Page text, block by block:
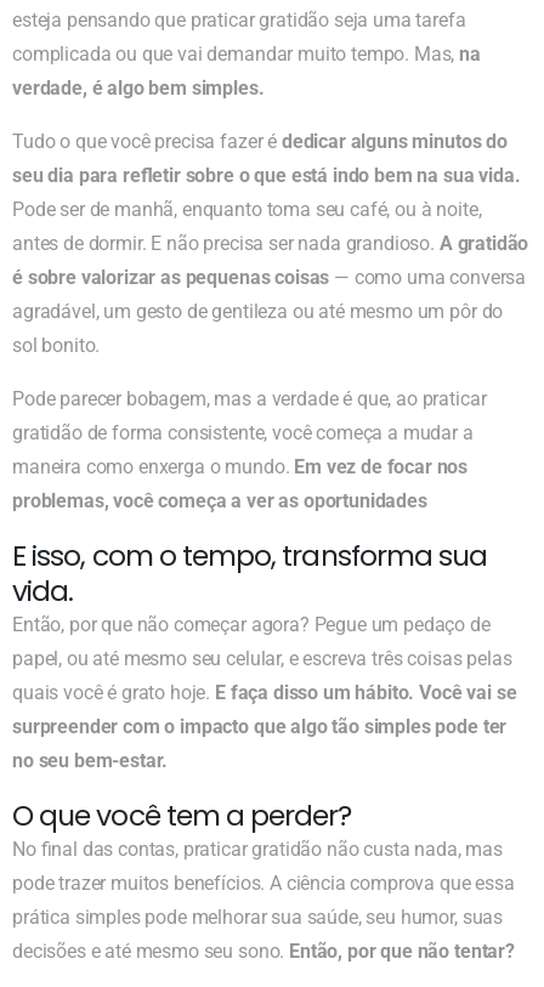
esteja pensando que praticar gratidão seja uma tarefa
complicada ou que vai demandar muito tempo. Mas, na
verdade, é algo bem simples.
Tudo o que você precisa fazer é dedicar alguns minutos do
seu dia para refletir sobre o que está indo bem na sua vida.
Pode ser de manhã, enquanto toma seu café, ou à noite,
antes de dormir. E não precisa ser nada grandioso. A gratidão
é sobre valorizar as pequenas coisas — como uma conversa
agradável, um gesto de gentileza ou até mesmo um pôr do
sol bonito.
Pode parecer bobagem, mas a verdade é que, ao praticar
gratidão de forma consistente, você começa a mudar a
maneira como enxerga o mundo. Em vez de focar nos
problemas, você começa a ver as oportunidades
E isso, com o tempo, transforma sua
vida.
Então, por que não começar agora? Pegue um pedaço de
papel, ou até mesmo seu celular, e escreva três coisas pelas
quais você é grato hoje. E faça disso um hábito. Você vai se
surpreender com o impacto que algo tão simples pode ter
no seu bem-estar.
O que você tem a perder?
No final das contas, praticar gratidão não custa nada, mas
pode trazer muitos benefícios. A ciência comprova que essa
prática simples pode melhorar sua saúde, seu humor, suas
decisões e até mesmo seu sono. Então, por que não tentar?